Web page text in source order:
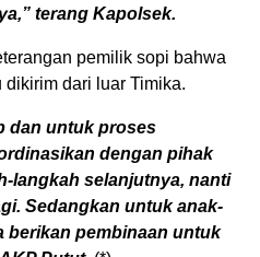
terang Kapolsek.
pemilik sopi bahwa
dari luar Timika.
dan untuk proses
dengan pihak
langkah selanjutnya, nanti
Sedangkan untuk anak-
berikan pembinaan untuk